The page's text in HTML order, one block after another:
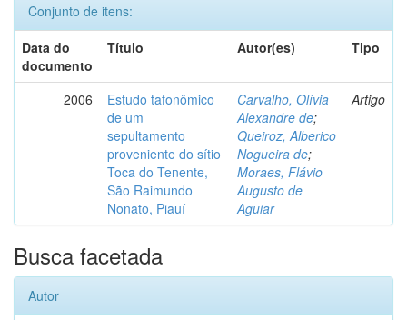
Conjunto de itens:
Data do
documento
Título Autor(es) Tipo
2006
Estudo tafonômico
de um
sepultamento
proveniente do sítio
Toca do Tenente,
São Raimundo
Nonato, Piauí
Carvalho, Olívia
Alexandre de;
Queiroz, Alberico
Nogueira de;
Moraes, Flávio
Augusto de
Aguiar
Artigo
Busca facetada
Autor